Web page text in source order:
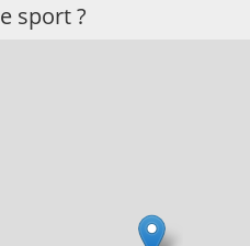
sport ?